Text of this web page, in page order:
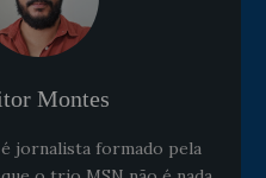
Montes
jornalista formado pela